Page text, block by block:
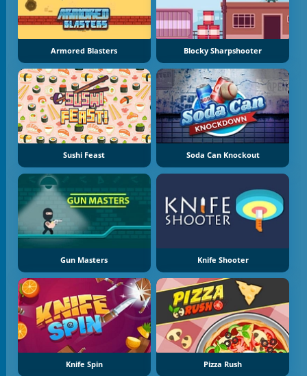
Armored Blasters Blocky Sharpshooter
Sushi Feast Soda Can Knockout
Gun Masters Knife Shooter
Knife Spin Pizza Rush